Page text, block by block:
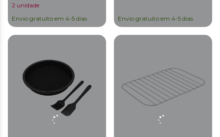
2 unidade
Envio gratuito em 4-5 dias
Envio gratuito em 4-5 dias